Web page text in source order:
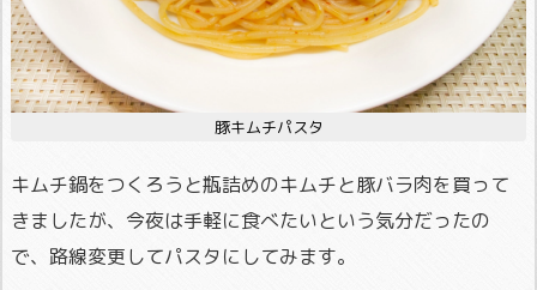
豚キムチパスタ
キムチ鍋をつくろうと瓶詰めのキムチと豚バラ肉を買って
きましたが、今夜は手軽に食べたいという気分だったの
で、路線変更してパスタにしてみます。